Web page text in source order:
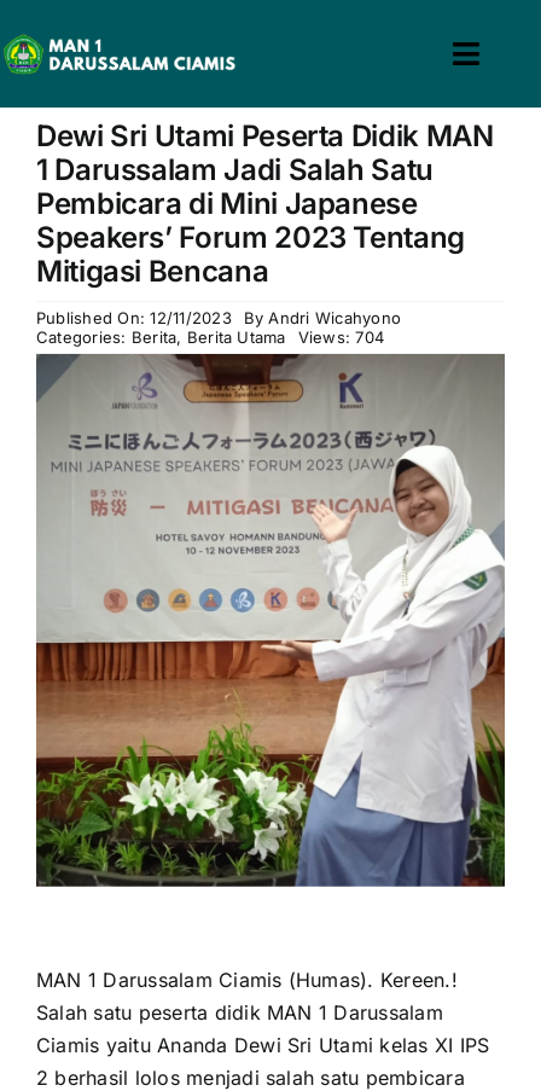
to
content
Home
Profil
Guru & Tenaga Kependidikan
Calon Siswa
Hubungi Kami
Dewi Sri Utami Peserta Didik MAN
1 Darussalam Jadi Salah Satu
Pembicara di Mini Japanese
Speakers’ Forum 2023 Tentang
Mitigasi Bencana
Published On: 12/11/2023 ByAndri Wicahyono
Categories: Berita, Berita Utama Views: 704
MAN 1 Darussalam Ciamis (Humas). Kereen.!
Salah satu peserta didik MAN 1 Darussalam
Ciamis yaitu Ananda Dewi Sri Utami kelas XI IPS
2 berhasil lolos menjadi salah satu pembicara